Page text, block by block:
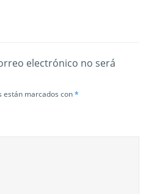
electrónico no será
están marcados con*